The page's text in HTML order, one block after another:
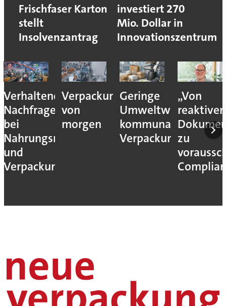
Frischfaser Karton
stellt
Insolvenzantrag
investiert 270
Mio. Dollar in
Innovationszentrum
Verhaltene
Nachfrage
bei
Nahrungsmittel-
und
Verpackungsmaschinen
Verpackungslogistik
von
morgen
Geringe
Umweltwirkung
kommunaler
Verpackungssteuern
„Von
reaktiver
zu